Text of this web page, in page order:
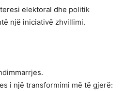
elektoral dhe politik
një iniciativë zhvillimi.
i një transformimi më të gjerë: